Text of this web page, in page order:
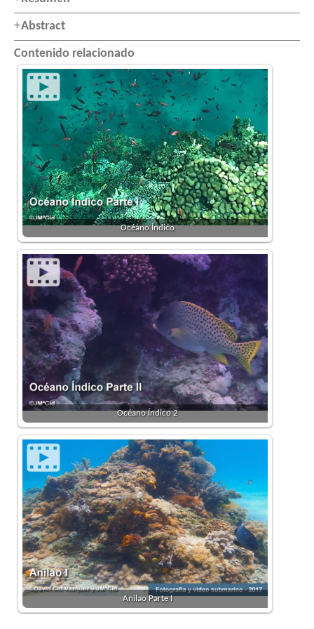
Abstract
Contenido relacionado
Océano Índico
Océano Índico 2
Anilao Parte I